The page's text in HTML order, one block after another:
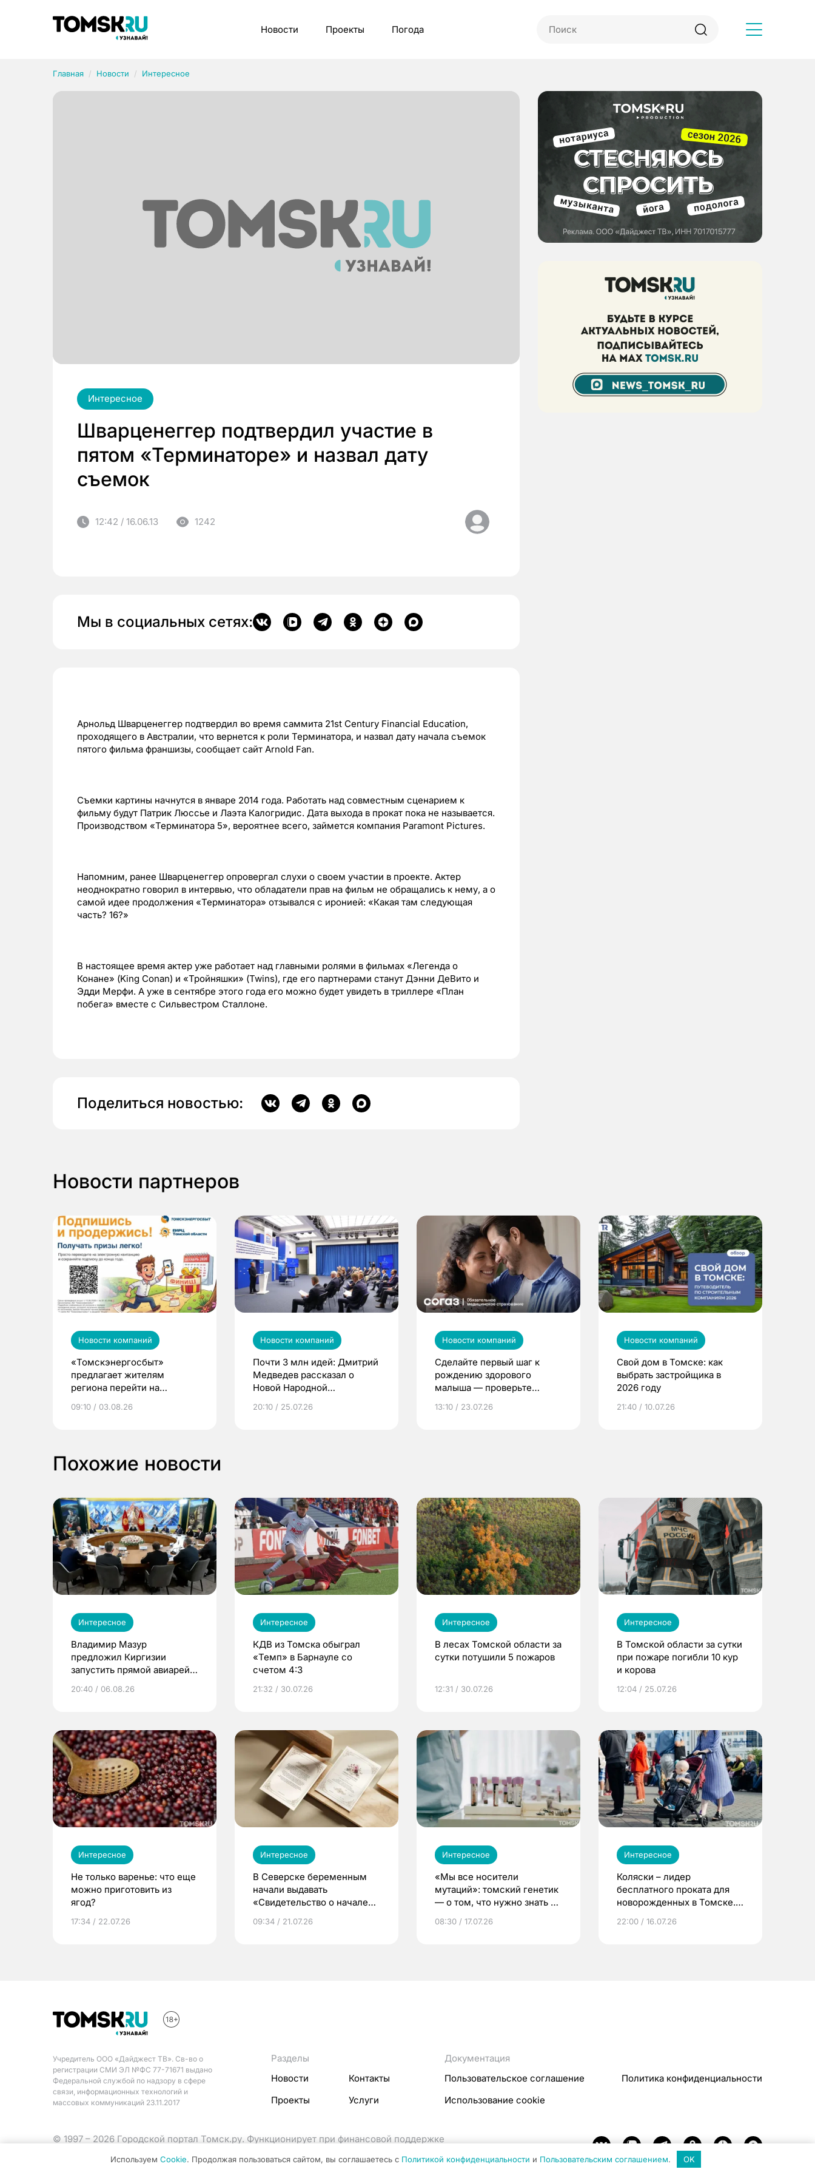
Новости Проекты Погода
Главная Новости Интересное
Интересное
Шварценеггер подтвердил участие в
пятом «Терминаторе» и назвал дату
съемок
12:42 / 16.06.13 1242
Мы в социальных сетях:
Арнольд Шварценеггер подтвердил во время саммита 21st Century Financial Education,
проходящего в Австралии, что вернется к роли Терминатора, и назвал дату начала съемок
пятого фильма франшизы, сообщает сайт Arnold Fan.
Съемки картины начнутся в январе 2014 года. Работать над совместным сценарием к
фильму будут Патрик Люссье и Лаэта Калогридис. Дата выхода в прокат пока не называется.
Производством «Терминатора 5», вероятнее всего, займется компания Paramont Pictures.
Напомним, ранее Шварценеггер опровергал слухи о своем участии в проекте. Актер
неоднократно говорил в интервью, что обладатели прав на фильм не обращались к нему, а о
самой идее продолжения «Терминатора» отзывался с иронией: «Какая там следующая
часть? 16?»
В настоящее время актер уже работает над главными ролями в фильмах «Легенда о
Конане» (King Conan) и «Тройняшки» (Twins), где его партнерами станут Дэнни ДеВито и
Эдди Мерфи. А уже в сентябре этого года его можно будет увидеть в триллере «План
побега» вместе с Сильвестром Сталлоне.
Поделиться новостью:
Новости партнеров
Новости компаний
«Томскэнергосбыт»
предлагает жителям
региона перейти на
выиграть призы
09:10 / 03.08.26
Новости компаний
Почти 3 млн идей: Дмитрий
Медведев рассказал о
Новой Народной
20:10 / 25.07.26
Новости компаний
Сделайте первый шаг к
рождению здорового
малыша — проверьте
по ОМС!
13:10 / 23.07.26
Новости компаний
Свой дом в Томске: как
выбрать застройщика в
2026 году
21:40 / 10.07.26
Похожие новости
Интересное
Владимир Мазур
предложил Киргизии
запустить прямой авиарейс
20:40 / 06.08.26
Интересное
КДВ из Томска обыграл
«Темп» в Барнауле со
счетом 4:3
21:32 / 30.07.26
Интересное
В лесах Томской области за
сутки потушили 5 пожаров
12:31 / 30.07.26
Интересное
В Томской области за сутки
при пожаре погибли 10 кур
и корова
12:04 / 25.07.26
Интересное
Не только варенье: что еще
можно приготовить из
ягод?
17:34 / 22.07.26
Интересное
В Северске беременным
начали выдавать
«Свидетельство о начале
09:34 / 21.07.26
Интересное
«Мы все носители
мутаций»: томский генетик
— о том, что нужно знать до
08:30 / 17.07.26
Интересное
Коляски – лидер
бесплатного проката для
новорожденных в Томске.
22:00 / 16.07.26
Учредитель ООО «Дайджест ТВ». Св-во о
регистрации СМИ ЭЛ №ФС 77-71671 выдано
Федеральной службой по надзору в сфере
связи, информационных технологий и
массовых коммуникаций 23.11.2017
Разделы
Новости
Контакты
Проекты
Услуги
Документация
Пользовательское соглашение
Политика конфиденциальности
Использование cookie
© 1997 – 2026 Городской портал Томск.ру. Функционирует при финансовой поддержке
Рубрики
Используем Cookie. Продолжая пользоваться сайтом, вы соглашаетесь с Политикой конфиденциальности и Пользовательским соглашением. OK